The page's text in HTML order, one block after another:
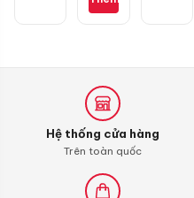
Honda
Hệ thống cửa hàng
Trên toàn quốc